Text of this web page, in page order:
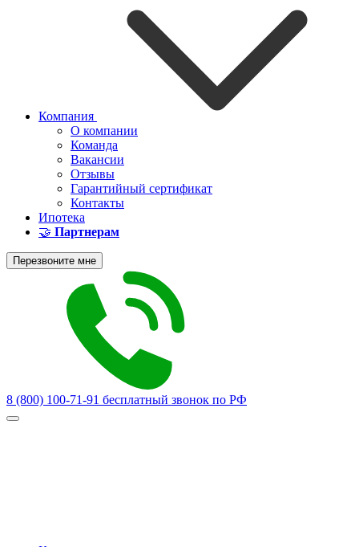
Компания
О компании
Команда
Вакансии
Отзывы
Гарантийный сертификат
Контакты
Ипотека
🤝 Партнерам
Перезвоните мне
8 (800) 100-71-91 бесплатный звонок по РФ